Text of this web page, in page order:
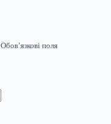
Обов’язкові поля